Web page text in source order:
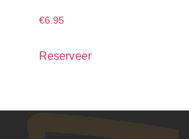
€6.95
Reserveer